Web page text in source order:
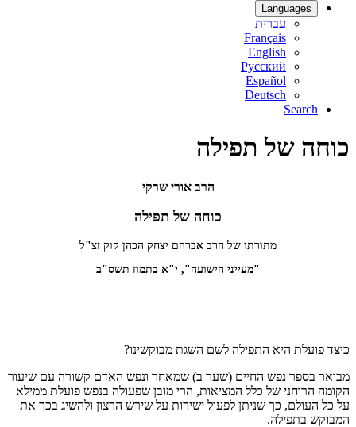
Languages
עברית
Français
English
Русский
Español
Deutsch
Search
כוחה של תפילה
הרב אורי שרקי
כוחה של תפילה
מתורתו של הרב אברהם יצחק הכהן קוק זצ"ל
"מעייני הישועה", י"א בתמוז תשס"ב
כיצד פועלת היא התפילה לשם השגת מבוקשינו?
מבואר בספר נפש החיים (שער ב) שמאחר ונפש האדם קשורה עם שיעור
הקומה הרוחני של כלל המציאות, הרי מובן שפעולה בנפש פועלת ממילא
על כל העולם, כך שניתן לפעול ישירות על שירש הרצון ולהשיג בכך את
המבוקש בתפילה.